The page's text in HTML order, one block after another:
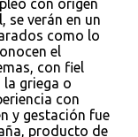
con origen
se verán en un
como lo
el
con fiel
griega o
con
y gestación fue
producto de